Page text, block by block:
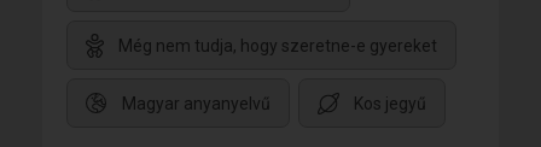
Még nem tudja, hogy szeretne-e gyereket
Magyar anyanyelvű Kos jegyű